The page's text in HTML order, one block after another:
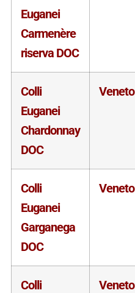
Euganei
Carmenère
riserva DOC
Colli
Euganei
Chardonnay
DOC
Veneto
Colli
Euganei
Garganega
DOC
Veneto
Colli
Veneto